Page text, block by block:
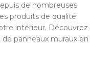
de nombreuses
produits de qualité
intérieur. Découvrez
panneaux muraux en